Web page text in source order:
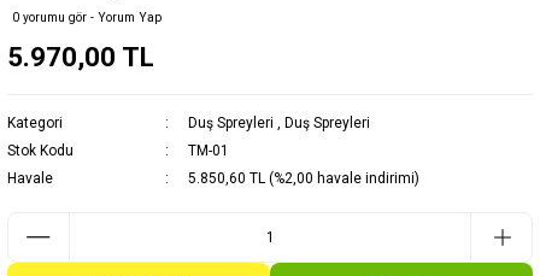
0 yorumu gör - Yorum Yap
5.970,00 TL
Kategori Duş Spreyleri
Duş Spreyleri
Stok Kodu
TM-01
Havale
5.850,60 TL (%2,00 havale indirimi)